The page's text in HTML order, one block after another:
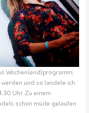
Wochen(end)programm,
und so landete ich
Uhr. Zu einem
schon müde gelaufen